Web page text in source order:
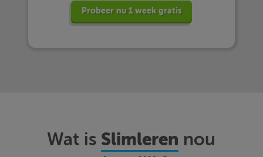
Probeer nu 1 week gratis
Wat is Slimleren nou